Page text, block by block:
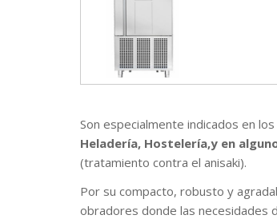
Son especialmente indicados en
Heladería, Hostelería,y en
(tratamiento contra el anisaki).
Por su compacto, robusto y
obradores donde las necesidades